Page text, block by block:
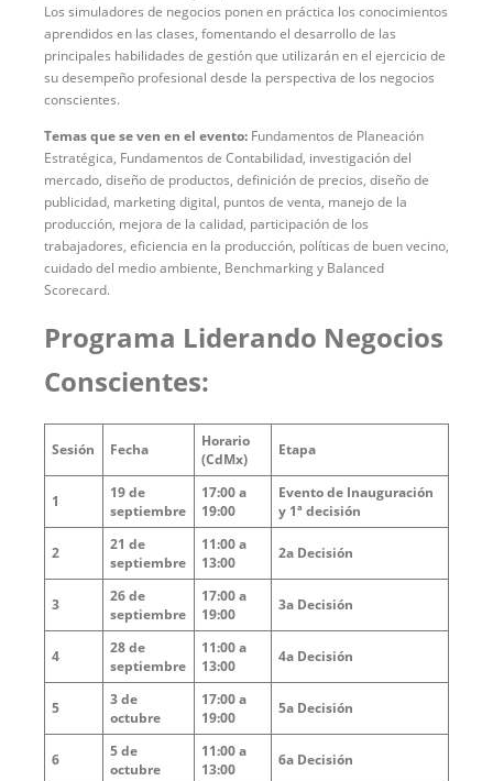
Los simuladores de negocios ponen en práctica los conocimientos
aprendidos en las clases, fomentando el desarrollo de las
principales habilidades de gestión que utilizarán en el ejercicio de
su desempeño profesional desde la perspectiva de los negocios
conscientes.
Temas que se ven en el evento: Fundamentos de Planeación
Estratégica, Fundamentos de Contabilidad, investigación del
mercado, diseño de productos, definición de precios, diseño de
publicidad, marketing digital, puntos de venta, manejo de la
producción, mejora de la calidad, participación de los
trabajadores, eficiencia en la producción, políticas de buen vecino,
cuidado del medio ambiente, Benchmarking y Balanced
Scorecard.
Programa Liderando Negocios
Conscientes:
Sesión Fecha
Horario
(CdMx)
Etapa
1
19 de
septiembre
17:00 a
19:00
Evento de Inauguración
y 1ª decisión
2
21 de
septiembre
11:00 a
13:00
2a Decisión
3
26 de
septiembre
17:00 a
19:00
3a Decisión
4
28 de
septiembre
11:00 a
13:00
4a Decisión
5
3 de
octubre
17:00 a
19:00
5a Decisión
6
5 de
octubre
11:00 a
13:00
6a Decisión